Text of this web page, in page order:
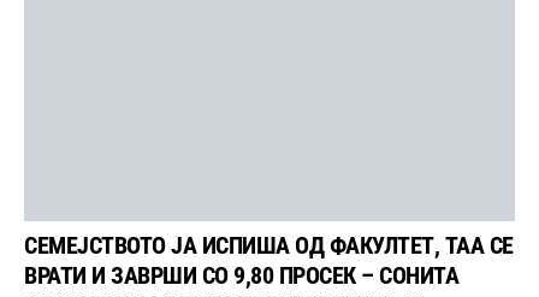
СЕМЕЈСТВОТО ЈА ИСПИША ОД ФАКУЛТЕТ, ТАА СЕ
ВРАТИ И ЗАВРШИ СО 9,80 ПРОСЕК – СОНИТА